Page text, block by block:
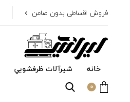
فروش اقساطی بدون ضامن
خانه شیرآلات ظرفشويي
0